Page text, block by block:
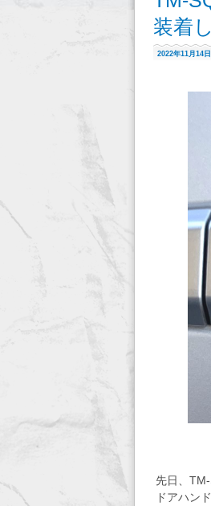
装着
2022年11月14日
先日、
ドアハン